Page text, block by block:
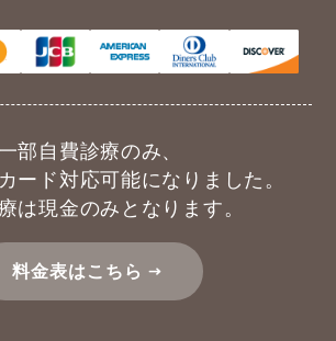
一部自費診療のみ、
ード対応可能になりました。
は現金のみとなります。
料金表はこちら